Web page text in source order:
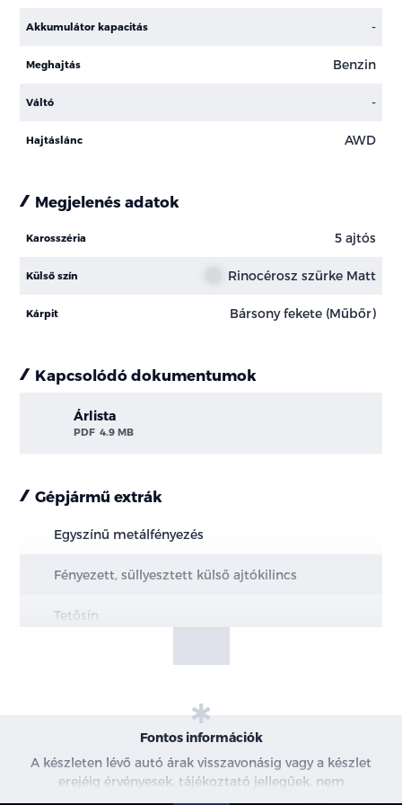
Akkumulátor kapacitás -
Meghajtás Benzin
Váltó -
Hajtáslánc AWD
Megjelenés adatok
Karosszéria 5 ajtós
Külső szín Rinocérosz szürke Matt
Kárpit Bársony fekete (Műbőr)
Kapcsolódó dokumentumok
Árlista
PDF 4.9 MB
Gépjármű extrák
Egyszínű metálfényezés
Fényezett, süllyesztett külső ajtókilincs
Tetősín
Alsó motorvédő és alvázvédő burkolat
20" könnyűfém felni
Fontos információk
A készleten lévő autó árak visszavonásig vagy a készlet
erejéig érvényesek, tájékoztató jellegűek, nem
minősülnek ajánlattételnek, a képek csak illusztrációk. A